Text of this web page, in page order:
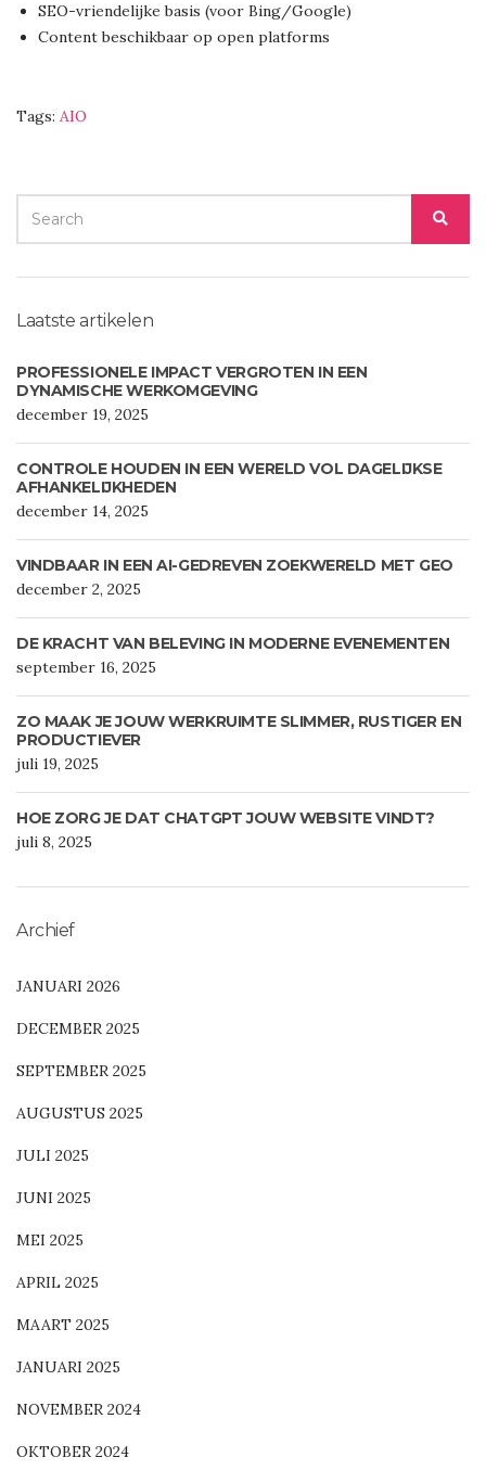
SEO-vriendelijke basis (voor Bing/Google)
Content beschikbaar op open platforms
Tags: AIO
SEARCH
FOR:
Laatste artikelen
PROFESSIONELE IMPACT VERGROTEN IN EEN
DYNAMISCHE WERKOMGEVING
december 19, 2025
CONTROLE HOUDEN IN EEN WERELD VOL DAGELIJKSE
AFHANKELIJKHEDEN
december 14, 2025
VINDBAAR IN EEN AI-GEDREVEN ZOEKWERELD MET GEO
december 2, 2025
DE KRACHT VAN BELEVING IN MODERNE EVENEMENTEN
september 16, 2025
ZO MAAK JE JOUW WERKRUIMTE SLIMMER, RUSTIGER EN
PRODUCTIEVER
juli 19, 2025
HOE ZORG JE DAT CHATGPT JOUW WEBSITE VINDT?
juli 8, 2025
Archief
JANUARI 2026
DECEMBER 2025
SEPTEMBER 2025
AUGUSTUS 2025
JULI 2025
JUNI 2025
MEI 2025
APRIL 2025
MAART 2025
JANUARI 2025
NOVEMBER 2024
OKTOBER 2024